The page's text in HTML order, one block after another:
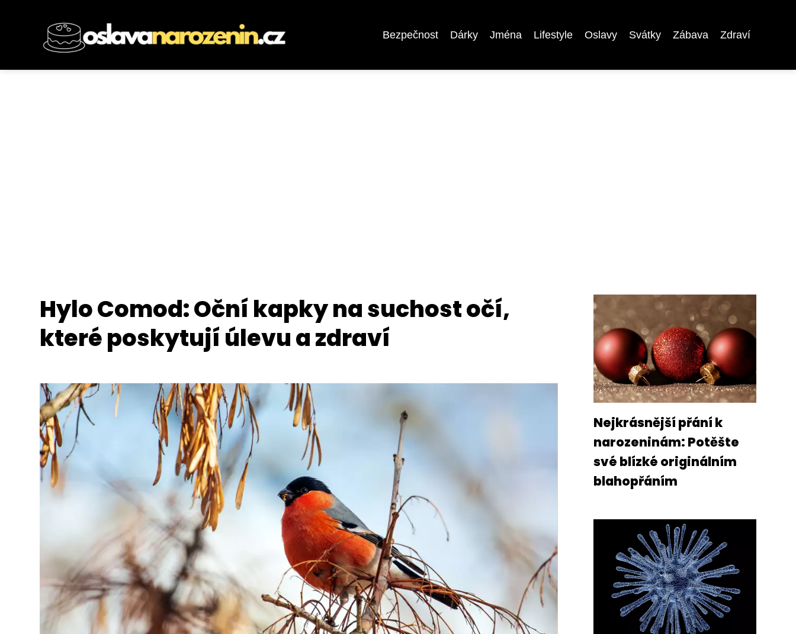
Bezpečnost Dárky Jména Lifestyle Oslavy Svátky Zábava Zdraví
Hylo Comod: Oční kapky na suchost očí,
které poskytují úlevu a zdraví
Nejkrásnější přání k
narozeninám: Potěšte
své blízké originálním
blahopřáním